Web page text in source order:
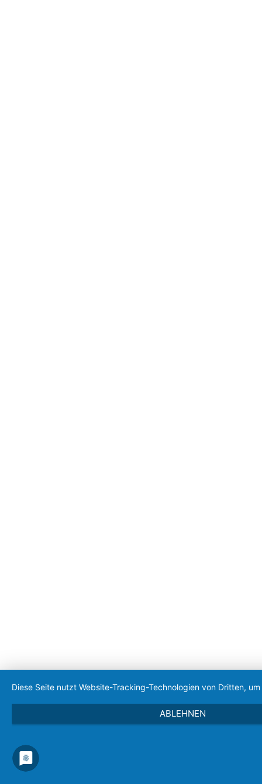
Diese Seite nutzt Website-Tracking-Technologien von Dritten,
ABLEHNEN